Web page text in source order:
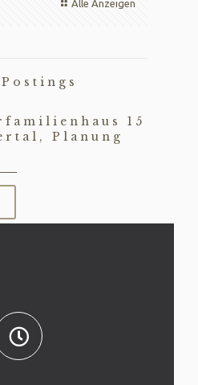
Alle Anzeigen
15
Planung